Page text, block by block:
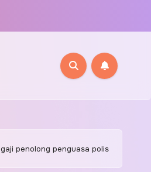
gaji penolong penguasa polis